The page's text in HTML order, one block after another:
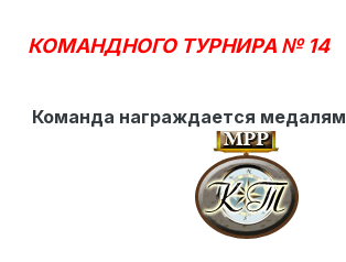
КОМАНДНОГО ТУРНИРА № 14
Команда награждается